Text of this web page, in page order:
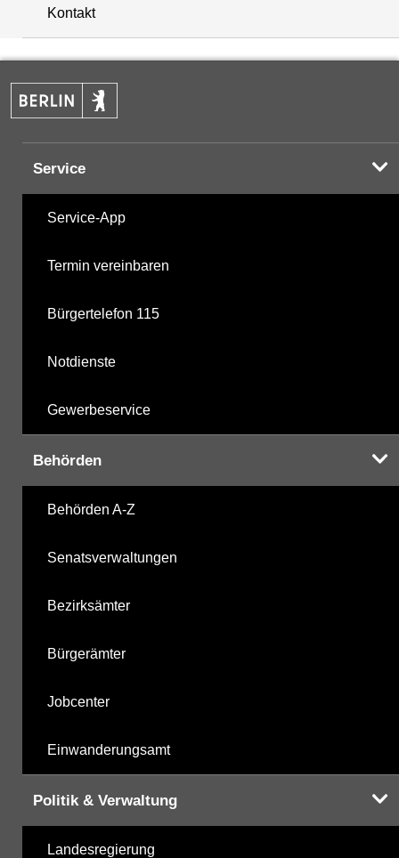
+
−
Kontakt
Service
Service-App
Termin vereinbaren
Bürgertelefon 115
Notdienste
Gewerbeservice
Behörden
Behörden A-Z
Senatsverwaltungen
Bezirksämter
Bürgerämter
Jobcenter
Einwanderungsamt
Politik & Verwaltung
Landesregierung